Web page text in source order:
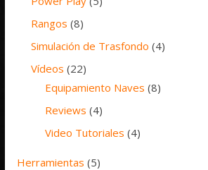
Rangos (8)
Simulación de Trasfondo (4)
Vídeos (22)
Equipamiento Naves (8)
Reviews (4)
Video Tutoriales (4)
Herramientas (5)